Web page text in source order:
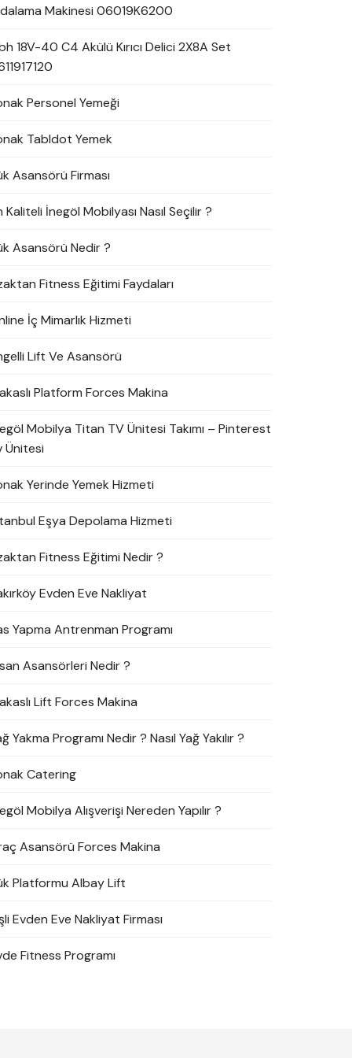
Makinesi 06019K6200
18V-40 C4 Akülü Kırıcı Delici 2X8A Set
Personel Yemeği
Tabldot Yemek
Asansörü Firması
Kaliteli İnegöl Mobilyası Nasıl Seçilir ?
Asansörü Nedir ?
Fitness Eğitimi Faydaları
İç Mimarlık Hizmeti
Lift Ve Asansörü
Platform Forces Makina
Mobilya Titan TV Ünitesi Takımı – Pinterest
Ünitesi
Yerinde Yemek Hizmeti
Eşya Depolama Hizmeti
Fitness Eğitimi Nedir ?
Evden Eve Nakliyat
Yapma Antrenman Programı
Asansörleri Nedir ?
Lift Forces Makina
Yakma Programı Nedir ? Nasıl Yağ Yakılır ?
Catering
Mobilya Alışverişi Nereden Yapılır ?
Asansörü Forces Makina
Platformu Albay Lift
Evden Eve Nakliyat Firması
Fitness Programı